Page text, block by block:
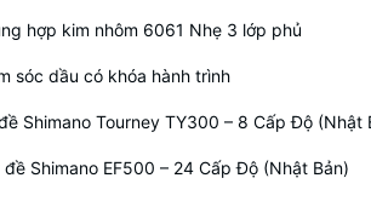
hợp kim nhôm 6061 Nhẹ 3 lớp phủ
sóc dầu có khóa hành trình
Shimano Tourney TY300 – 8 Cấp Độ (Nhật
Shimano EF500 – 24 Cấp Độ (Nhật Bản)